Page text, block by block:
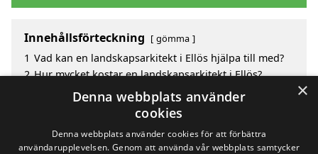
Innehållsförteckning gömma
1 Vad kan en landskapsarkitekt i Ellös hjälpa till med?
2 Hur mycket kostar en landskapsarkitekt i Ellös?
Fördelar med att välja landskapsarkitekt i Ellös
Sök efter en skicklig landskapsarkitekt i de
omgivande städerna Ellös
×
Denna webbplats använder
cookies
Denna webbplats använder cookies för att förbättra
användarupplevelsen. Genom att använda vår webbplats samtycker